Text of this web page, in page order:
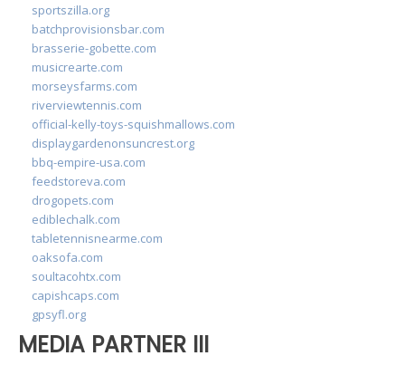
sportszilla.org
batchprovisionsbar.com
brasserie-gobette.com
musicrearte.com
morseysfarms.com
riverviewtennis.com
official-kelly-toys-squishmallows.com
displaygardenonsuncrest.org
bbq-empire-usa.com
feedstoreva.com
drogopets.com
ediblechalk.com
tabletennisnearme.com
oaksofa.com
soultacohtx.com
capishcaps.com
gpsyfl.org
MEDIA PARTNER III